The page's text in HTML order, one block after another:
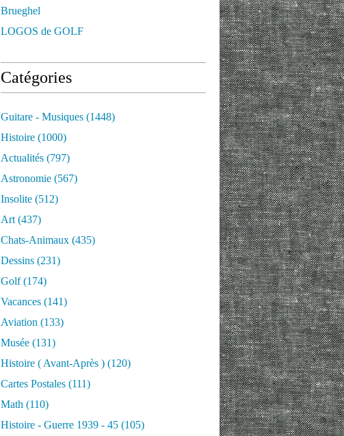
Brueghel
LOGOS de GOLF
Catégories
Guitare - Musiques (1448)
Histoire (1000)
Actualités (797)
Astronomie (567)
Insolite (512)
Art (437)
Chats-Animaux (435)
Dessins (231)
Golf(174)
Vacances (141)
Aviation (133)
Musée (131)
Histoire ( Avant-Après ) (120)
Cartes Postales (111)
Math (110)
Histoire - Guerre 1939 - 45 (105)